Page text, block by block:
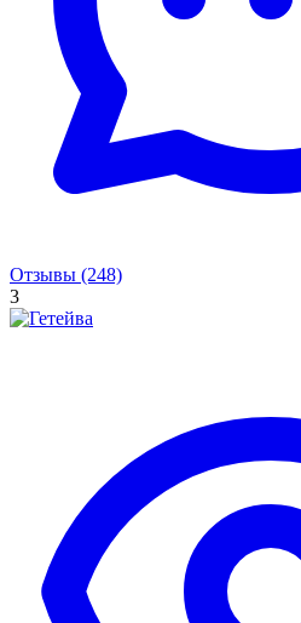
Отзывы (248)
3